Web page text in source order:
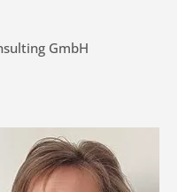
GmbH